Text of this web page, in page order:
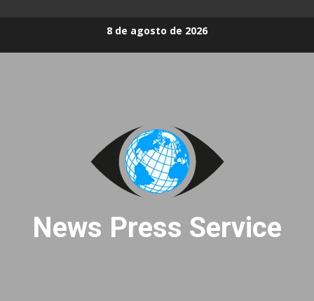
8 de agosto de 2026
News Press Service